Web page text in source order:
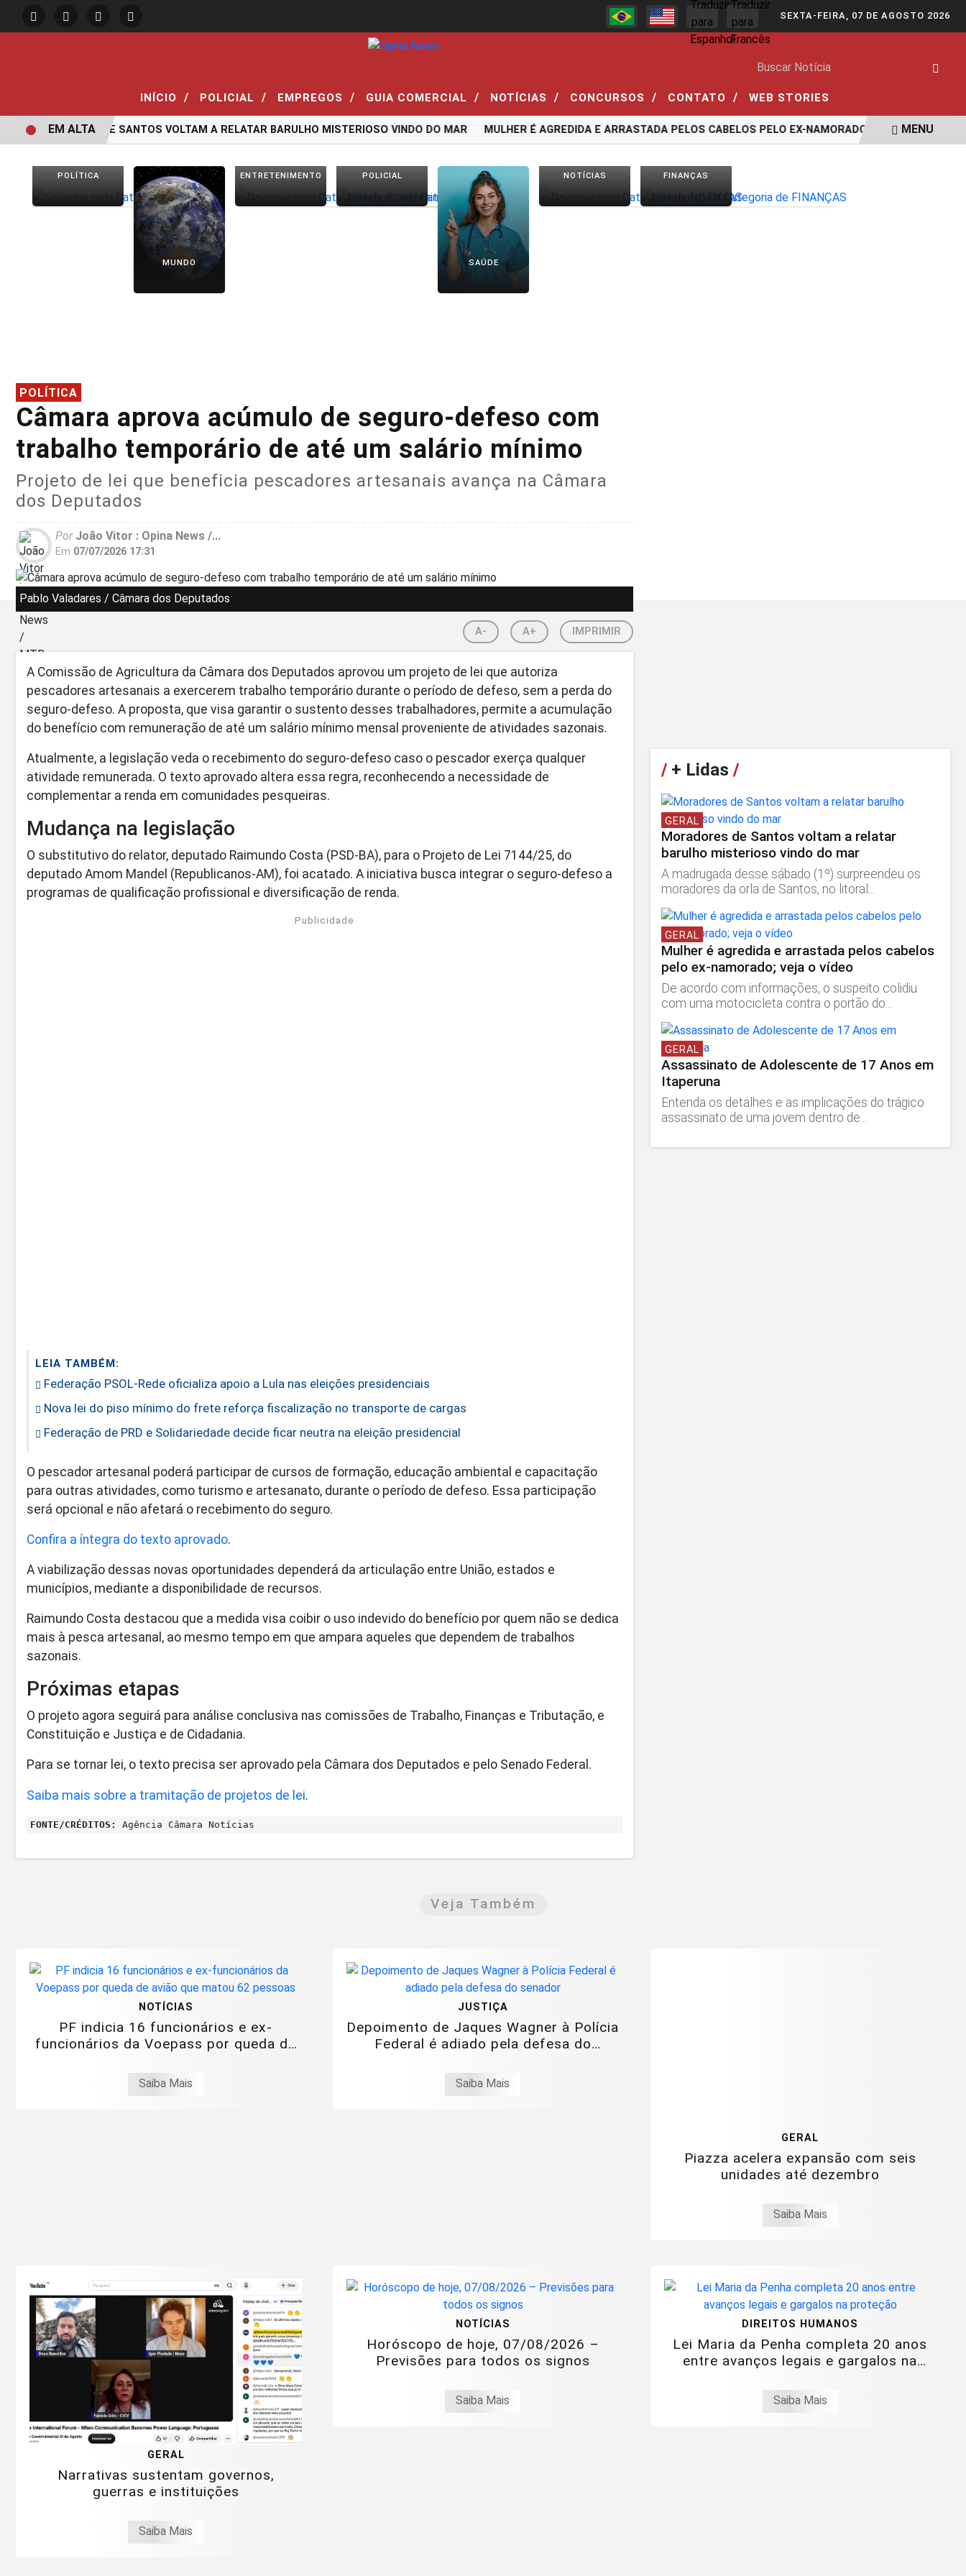
SEXTA-FEIRA, 07 DE AGOSTO 2026
INÍCIO / POLICIAL / EMPREGOS / GUIA COMERCIAL / NOTÍCIAS / CONCURSOS / CONTATO / WEB STORIES
MORADORES DE SANTOS VOLTAM A RELATAR BARULHO MISTERIOSO VINDO DO MAR MULHER É AGREDIDA E ARRASTADA PELOS CABELOS PELO EX-NAMORADO; VEJA O VÍDEO
EM ALTA MENU
POLÍTICA
MUNDO
ENTRETENIMENTO POLICIAL
SAÚDE
NOTÍCIAS FINANÇAS
POLÍTICA
Câmara aprova acúmulo de seguro-defeso com
trabalho temporário de até um salário mínimo
Projeto de lei que beneficia pescadores artesanais avança na Câmara
dos Deputados
PorJoão Vitor : Opina News /...
Em 07/07/2026 17:31
Pablo Valadares / Câmara dos Deputados
A- A+ IMPRIMIR
A Comissão de Agricultura da Câmara dos Deputados aprovou um projeto de lei que autoriza
pescadores artesanais a exercerem trabalho temporário durante o período de defeso, sem a perda do
seguro-defeso. A proposta, que visa garantir o sustento desses trabalhadores, permite a acumulação
do benefício com remuneração de até um salário mínimo mensal proveniente de atividades sazonais.
Atualmente, a legislação veda o recebimento do seguro-defeso caso o pescador exerça qualquer
atividade remunerada. O texto aprovado altera essa regra, reconhecendo a necessidade de
complementar a renda em comunidades pesqueiras.
Mudança na legislação
O substitutivo do relator, deputado Raimundo Costa (PSD-BA), para o Projeto de Lei 7144/25, do
deputado Amom Mandel (Republicanos-AM), foi acatado. A iniciativa busca integrar o seguro-defeso a
programas de qualificação profissional e diversificação de renda.
Publicidade
LEIA TAMBÉM:
Federação PSOL-Rede oficializa apoio a Lula nas eleições presidenciais
Nova lei do piso mínimo do frete reforça fiscalização no transporte de cargas
Federação de PRD e Solidariedade decide ficar neutra na eleição presidencial
O pescador artesanal poderá participar de cursos de formação, educação ambiental e capacitação
para outras atividades, como turismo e artesanato, durante o período de defeso. Essa participação
será opcional e não afetará o recebimento do seguro.
Confira a íntegra do texto aprovado.
A viabilização dessas novas oportunidades dependerá da articulação entre União, estados e
municípios, mediante a disponibilidade de recursos.
Raimundo Costa destacou que a medida visa coibir o uso indevido do benefício por quem não se dedica
mais à pesca artesanal, ao mesmo tempo em que ampara aqueles que dependem de trabalhos
sazonais.
Próximas etapas
O projeto agora seguirá para análise conclusiva nas comissões de Trabalho, Finanças e Tributação, e
Constituição e Justiça e de Cidadania.
Para se tornar lei, o texto precisa ser aprovado pela Câmara dos Deputados e pelo Senado Federal.
Saiba mais sobre a tramitação de projetos de lei.
FONTE/CRÉDITOS: Agência Câmara Notícias
/+ Lidas /
GERAL
Moradores de Santos voltam a relatar
barulho misterioso vindo do mar
A madrugada desse sábado (1º) surpreendeu os
moradores da orla de Santos, no litoral...
GERAL
Mulher é agredida e arrastada pelos cabelos
pelo ex-namorado; veja o vídeo
De acordo com informações, o suspeito colidiu
com uma motocicleta contra o portão do...
GERAL
Assassinato de Adolescente de 17 Anos em
Itaperuna
Entenda os detalhes e as implicações do trágico
assassinato de uma jovem dentro de...
Veja Também
NOTÍCIAS
PF indicia 16 funcionários e ex-
funcionários da Voepass por queda de
Saiba Mais
JUSTIÇA
Depoimento de Jaques Wagner à Polícia
Federal é adiado pela defesa do
Saiba Mais
GERAL
Piazza acelera expansão com seis
unidades até dezembro
Saiba Mais
GERAL
Narrativas sustentam governos,
guerras e instituições
Saiba Mais
NOTÍCIAS
Horóscopo de hoje, 07/08/2026 –
Previsões para todos os signos
Saiba Mais
DIREITOS HUMANOS
Lei Maria da Penha completa 20 anos
entre avanços legais e gargalos na
Saiba Mais